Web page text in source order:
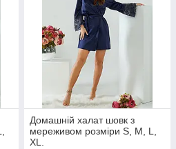
Домашній халат шовк з
мереживом розміри S, M, L,
XL.